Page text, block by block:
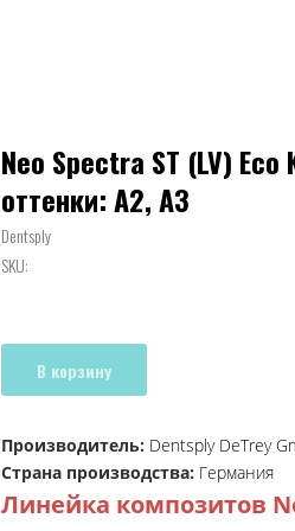
Neo Spectra ST (LV)
оттенки: А2, А3
Dentsply
SKU:
В корзину
Производитель: Dentsply DeTrey
Страна производства: Германия
Линейка композитов